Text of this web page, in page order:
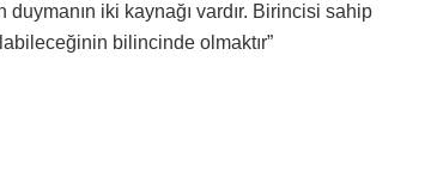
iki kaynağı vardır. Birincisi sahip
bilincinde olmaktır”